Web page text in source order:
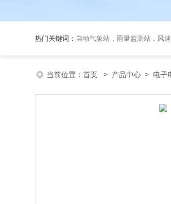
热门关键词： 自动气象站，雨量监测站，风
当前位置： 首页 > 产品中心 > 电子